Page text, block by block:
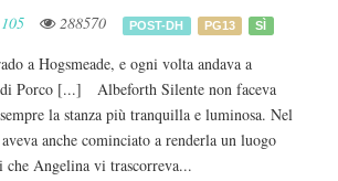
105 288570 POST-DH PG13 SÌ
a Hogsmeade, e ogni volta andava a
di Porco [...] Albeforth Silente non faceva
la stanza più tranquilla e luminosa. Nel
anche cominciato a renderla un luogo
Angelina vi trascorreva...